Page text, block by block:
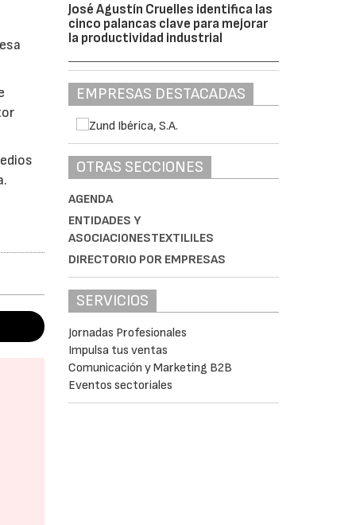
José Agustín Cruelles identifica las
cinco palancas clave para mejorar
la productividad industrial
EMPRESAS DESTACADAS
OTRAS SECCIONES
AGENDA
ENTIDADES Y
ASOCIACIONESTEXTILILES
DIRECTORIO POR EMPRESAS
SERVICIOS
Jornadas Profesionales
Impulsa tus ventas
Comunicación y Marketing B2B
Eventos sectoriales